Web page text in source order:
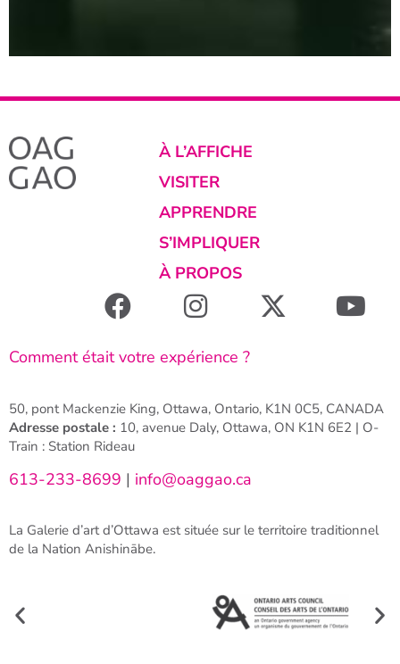
À L’AFFICHE
VISITER
APPRENDRE
S’IMPLIQUER
À PROPOS
Comment était votre expérience ?
50, pont Mackenzie King, Ottawa, Ontario, K1N 0C5, CANADA
Adresse postale : 10, avenue Daly, Ottawa, ON K1N 6E2 | O-
Train : Station Rideau
613-233-8699 | info@oaggao.ca
La Galerie d’art d’Ottawa est située sur le territoire traditionnel
de la Nation Anishinābe.